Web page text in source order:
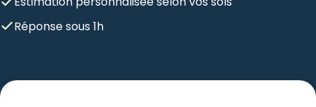
Réponse sous 1h